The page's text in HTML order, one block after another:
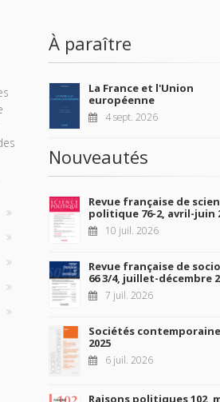
À paraître
La France et l'Union
européenne
4 sept. 2026
Nouveautés
Revue française de
politique 76-2, avril-juin
10 juil. 2026
Revue française de
66 3/4, juillet-décembre
7 juil. 2026
Sociétés
2025
6 juil. 2026
Raisons politiques 102,